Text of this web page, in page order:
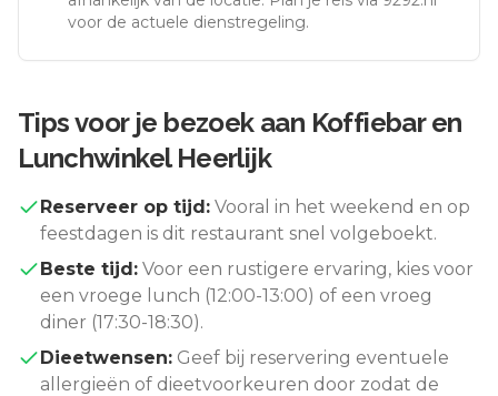
voor de actuele dienstregeling.
Tips voor je bezoek aan Koffiebar en
Lunchwinkel Heerlijk
Reserveer op tijd: Vooral in het weekend en op
feestdagen is dit restaurant snel volgeboekt.
Beste tijd: Voor een rustigere ervaring, kies voor
een vroege lunch (12:00-13:00) of een vroeg
diner (17:30-18:30).
Dieetwensen: Geef bij reservering eventuele
allergieën of dieetvoorkeuren door zodat de